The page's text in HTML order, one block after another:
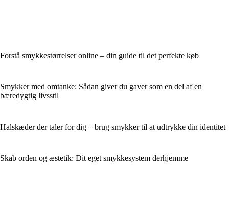
Forstå smykkestørrelser online – din guide til det perfekte køb
Smykker med omtanke: Sådan giver du gaver som en del af en
bæredygtig livsstil
Halskæder der taler for dig – brug smykker til at udtrykke din identitet
Skab orden og æstetik: Dit eget smykkesystem derhjemme